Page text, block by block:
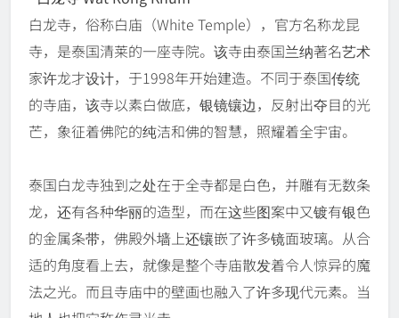
白龙寺，俗称白庙（White Temple），官方名称龙昆
寺，是泰国清莱的一座寺院。该寺由泰国兰纳著名艺术
家许龙才设计，于1998年开始建造。不同于泰国传统
的寺庙，该寺以素白做底，银镜镶边，反射出夺目的光
芒，象征着佛陀的纯洁和佛的智慧，照耀着全宇宙。
泰国白龙寺独到之处在于全寺都是白色，并雕有无数条
龙，还有各种华丽的造型，而在这些图案中又镀有银色
的金属条带，佛殿外墙上还镶嵌了许多镜面玻璃。从合
适的角度看上去，就像是整个寺庙散发着令人惊异的魔
法之光。而且寺庙中的壁画也融入了许多现代元素。当